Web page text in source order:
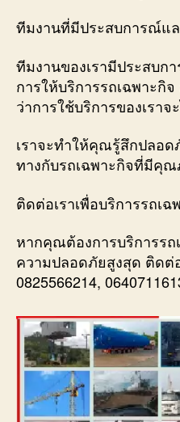
ทีมงานที่มีประสบการณ์แ
ทีมงานของเรามีประสบ
การให้บริการรถเฉพาะกิ
ว่าการใช้บริการของเรา
เราจะทำให้คุณรู้สึกปลอ
ทางกับรถเฉพาะกิจที่มีคุ
ติดต่อเราเพื่อบริการรถเฉ
หากคุณต้องการบริการร
ความปลอดภัยสูงสุด ติดต่
0825566214,